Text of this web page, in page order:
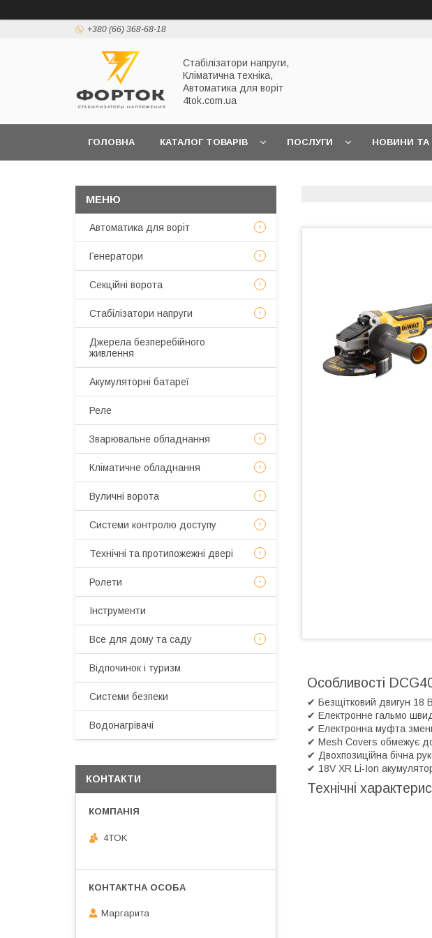
+380 (66) 368-68-18
Стабілізатори напруги,
Кліматична техніка,
Автоматика для воріт
4tok.com.ua
ГОЛОВНА КАТАЛОГ ТОВАРІВ ПОСЛУГИ НОВИНИ ТА
Особливості
✔ Безщітковий двигун 18
✔ Електронне гальмо
✔ Електронна муфта
✔ Mesh Covers обмежує
✔ Двохпозиційна бічна
✔ 18V XR Li-Ion
Технічні
Автоматика для воріт
Генератори
Секційні ворота
Стабілізатори напруги
Джерела безперебійного
живлення
Акумуляторні батареї
Реле
Зварювальне обладнання
Кліматичне обладнання
Вуличні ворота
Системи контролю доступу
Технічні та протипожежні двері
Ролети
Інструменти
Все для дому та саду
Відпочинок і туризм
Системи безпеки
Водонагрівачі
КОНТАКТИ
4TOK
Маргарита